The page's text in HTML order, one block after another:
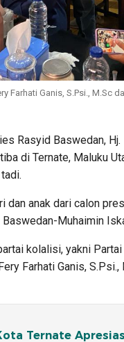
Farhati Ganis, S.Psi., M.Sc
Rasyid Baswedan, Hj.
di Ternate, Maluku
dan anak dari calon
Muhaimin
kolalisi, yakni
Farhati Ganis,
Ternate